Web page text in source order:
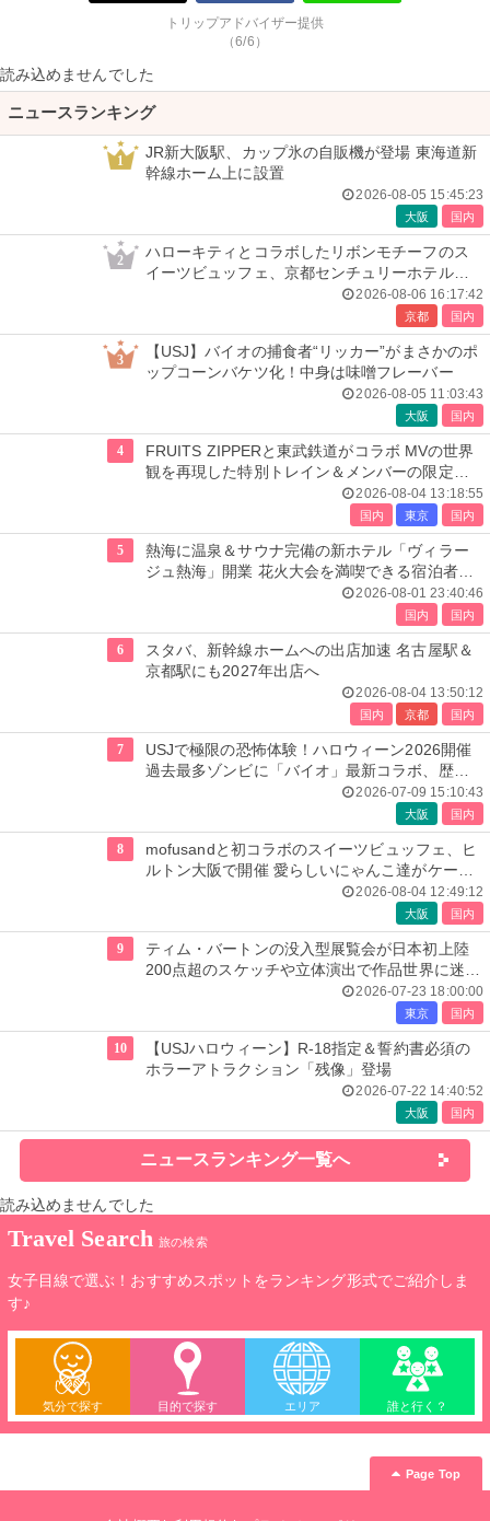
トリップアドバイザー提供
（6/6）
読み込めませんでした
ニュースランキング
1
JR新大阪駅、カップ氷の自販機が登場 東海道新
幹線ホーム上に設置
2026-08-05 15:45:23
大阪 国内
2
ハローキティとコラボしたリボンモチーフのス
イーツビュッフェ、京都センチュリーホテルで
2026-08-06 16:17:42
京都 国内
3
【USJ】バイオの捕食者“リッカー”がまさかのポ
ップコーンバケツ化！中身は味噌フレーバー
2026-08-05 11:03:43
大阪 国内
4
FRUITS ZIPPERと東武鉄道がコラボ MVの世界
観を再現した特別トレイン＆メンバーの限定ア
2026-08-04 13:18:55
国内 東京 国内
5
熱海に温泉＆サウナ完備の新ホテル「ヴィラー
ジュ熱海」開業 花火大会を満喫できる宿泊者専
2026-08-01 23:40:46
国内 国内
6
スタバ、新幹線ホームへの出店加速 名古屋駅＆
京都駅にも2027年出店へ
2026-08-04 13:50:12
国内 京都 国内
7
USJで極限の恐怖体験！ハロウィーン2026開催
過去最多ゾンビに「バイオ」最新コラボ、歴代
2026-07-09 15:10:43
大阪 国内
8
mofusandと初コラボのスイーツビュッフェ、ヒ
ルトン大阪で開催 愛らしいにゃんこ達がケーキ
2026-08-04 12:49:12
大阪 国内
9
ティム・バートンの没入型展覧会が日本初上陸
200点超のスケッチや立体演出で作品世界に迷い
2026-07-23 18:00:00
東京 国内
10
【USJハロウィーン】R-18指定＆誓約書必須の
ホラーアトラクション「残像」登場
2026-07-22 14:40:52
大阪 国内
ニュースランキング一覧へ
読み込めませんでした
Travel Search 旅の検索
女子目線で選ぶ！おすすめスポットをランキング形式でご紹介しま
す♪
気分で探す 目的で探す エリア 誰と行く？
Page Top